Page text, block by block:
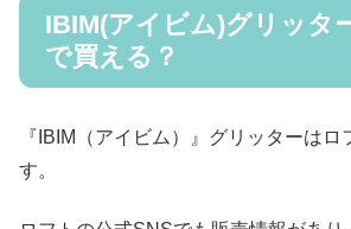
IBIM(アイビム)グリッタ
で買える？
『IBIM（アイビム）』グリッターはロ
す。